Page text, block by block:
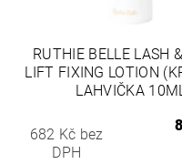
RUTHIE BELLE LASH
LIFT FIXING LOTION
LAHVIČKA
682 Kč bez
DPH